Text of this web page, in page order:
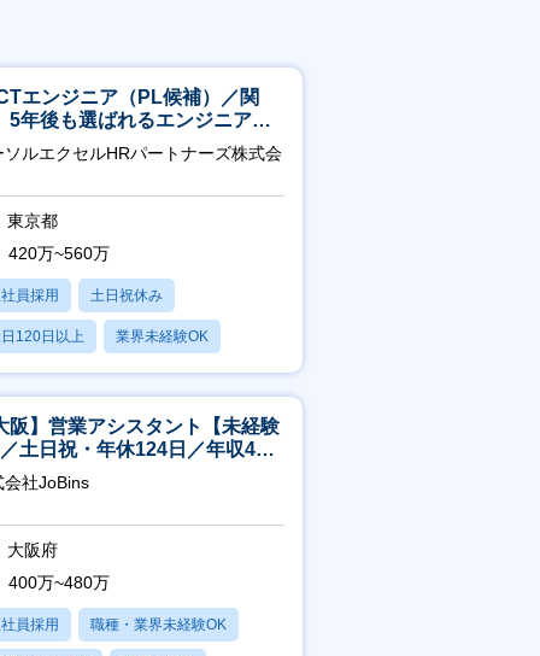
エンジニア（PL候補）／関
5年後も選ばれるエンジニアへ
ーム運営・体制構築
ソルエクセルHRパートナーズ株式会
東京都
420万~560万
員採用 土日祝休み
120日以上 業界未経験OK
業20時間以内
阪】営業アシスタント【未経験
土日祝・年休124日／年収400
／転勤なし】
会社JoBins
大阪府
400万~480万
員採用 職種・業界未経験OK